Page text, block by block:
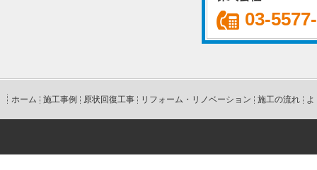
03-
ホーム 施工事例 原状回復工事 リフォーム・リノベーション 施工の流れ よ